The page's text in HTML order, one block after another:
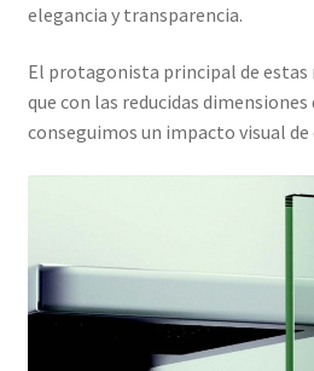
elegancia y transparencia.
El protagonista principal de estas
que con las reducidas
conseguimos un impacto visual